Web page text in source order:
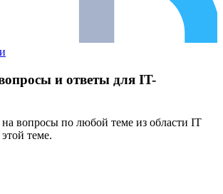
и ответы для IT-
вопросы по любой теме из области IT
теме.